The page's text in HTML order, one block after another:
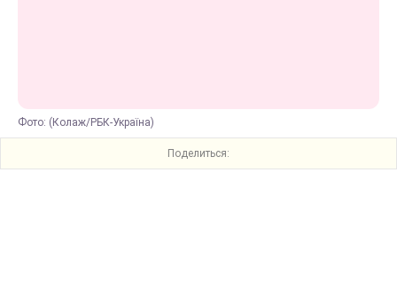
Фото: (Колаж/РБК-Україна)
Поделиться: